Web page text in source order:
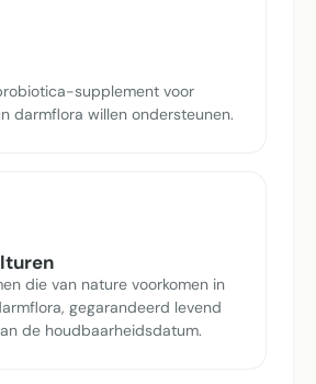
supplement voor
darmflora willen ondersteunen.
die van nature voorkomen in
gegarandeerd levend
de houdbaarheidsdatum.